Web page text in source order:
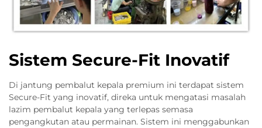
Sistem Secure-Fit Inovatif
Di jantung pembalut kepala premium ini terdapat sistem
Secure-Fit yang inovatif, direka untuk mengatasi masalah
lazim pembalut kepala yang terlepas semasa
pengangkutan atau permainan. Sistem ini menggabunkan